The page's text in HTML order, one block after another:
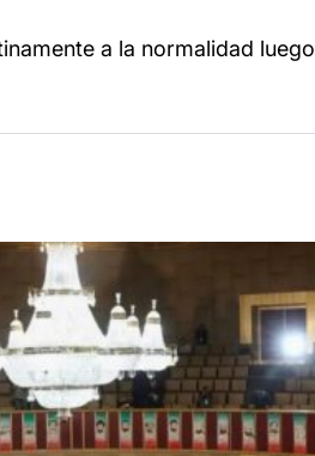
a la normalidad luego